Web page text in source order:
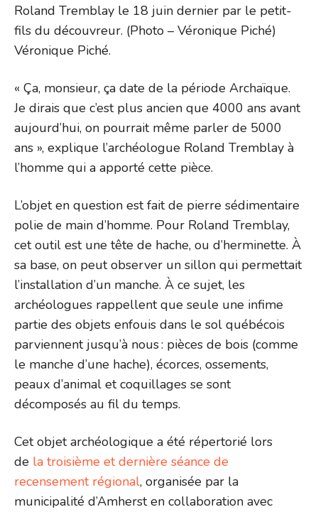
Roland Tremblay le 18 juin dernier par le petit-
fils du découvreur. (Photo – Véronique Piché)
Véronique Piché.
« Ça, monsieur, ça date de la période Archaïque.
Je dirais que c’est plus ancien que 4000 ans avant
aujourd’hui, on pourrait même parler de 5000
ans », explique l’archéologue Roland Tremblay à
l’homme qui a apporté cette pièce.
L’objet en question est fait de pierre sédimentaire
polie de main d’homme. Pour Roland Tremblay,
cet outil est une tête de hache, ou d’herminette. À
sa base, on peut observer un sillon qui permettait
l’installation d’un manche. À ce sujet, les
archéologues rappellent que seule une infime
partie des objets enfouis dans le sol québécois
parviennent jusqu’à nous : pièces de bois (comme
le manche d’une hache), écorces, ossements,
peaux d’animal et coquillages se sont
décomposés au fil du temps.
Cet objet archéologique a été répertorié lors
de la troisième et dernière séance de
recensement régional, organisée par la
municipalité d’Amherst en collaboration avec